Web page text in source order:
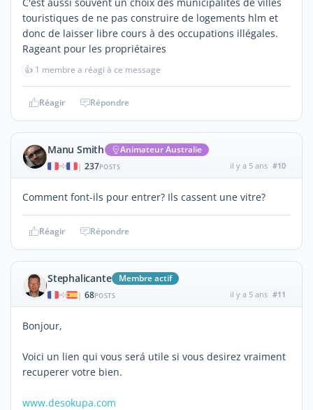
touristiques de ne pas construire de logements hlm et
donc de laisser libre cours à des occupations illégales.
Rageant pour les propriétaires
👍 1 membre a réagi à ce message
Réagir Répondre
Manu Smith Animateur Australie
| 237POSTS il y a 5 ans #10
Comment font-ils pour entrer? Ils cassent une vitre?
Réagir Répondre
Stephalicante Membre actif
| 68POSTS il y a 5 ans #11
Bonjour,
Voici un lien qui vous será utile si vous desirez vraiment
recuperer votre bien.
www.desokupa.com